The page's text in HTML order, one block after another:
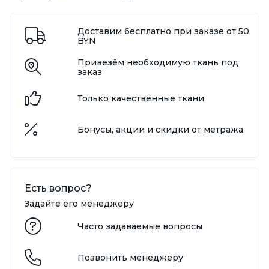
Доставим бесплатно при заказе от 50
BYN
Привезём необходимую ткань под
заказ
Только качественные ткани
Бонусы, акции и скидки от метража
Есть вопрос?
Задайте его менеджеру
Часто задаваемые вопросы
Позвонить менеджеру